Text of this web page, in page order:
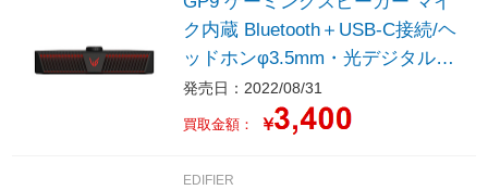
ク内蔵 Bluetooth＋USB-C接続/ヘ
ッドホンφ3.5mm・光デジタル・
AUX UltraGear ［USB・充電式 /
2.0ch］
発売日：2022/08/31
買取金額： ￥
EDIFIER